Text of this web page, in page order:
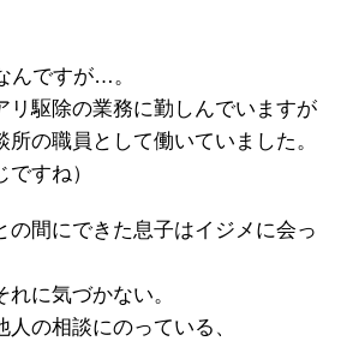
んですが…。
リ駆除の業務に勤しんでいますが
の職員として働いていました。
ですね）
の間にできた息子はイジメに会っ
に気づかない。
の相談にのっている、